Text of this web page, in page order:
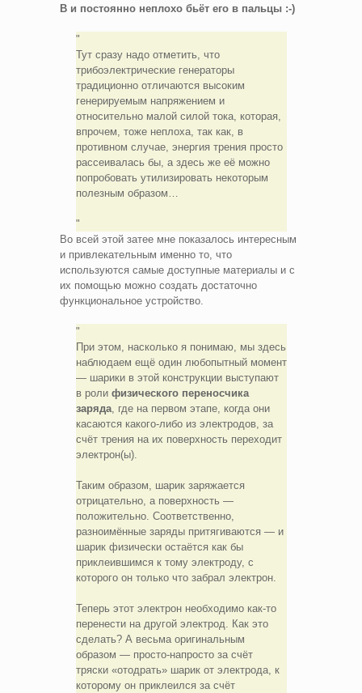
В и постоянно неплохо бьёт его в пальцы :-)
Тут сразу надо отметить, что
трибоэлектрические генераторы
традиционно отличаются высоким
генерируемым напряжением и
относительно малой силой тока, которая,
впрочем, тоже неплоха, так как, в
противном случае, энергия трения просто
рассеивалась бы, а здесь же её можно
попробовать утилизировать некоторым
полезным образом…
Во всей этой затее мне показалось интересным
и привлекательным именно то, что
используются самые доступные материалы и с
их помощью можно создать достаточно
функциональное устройство.
При этом, насколько я понимаю, мы здесь
наблюдаем ещё один любопытный момент
— шарики в этой конструкции выступают
в роли физического переносчика
заряда, где на первом этапе, когда они
касаются какого-либо из электродов, за
счёт трения на их поверхность переходит
электрон(ы).
Таким образом, шарик заряжается
отрицательно, а поверхность —
положительно. Соответственно,
разноимённые заряды притягиваются — и
шарик физически остаётся как бы
приклеившимся к тому электроду, с
которого он только что забрал электрон.
Теперь этот электрон необходимо как-то
перенести на другой электрод. Как это
сделать? А весьма оригинальным
образом — просто-напросто за счёт
тряски «отодрать» шарик от электрода, к
которому он приклеился за счёт